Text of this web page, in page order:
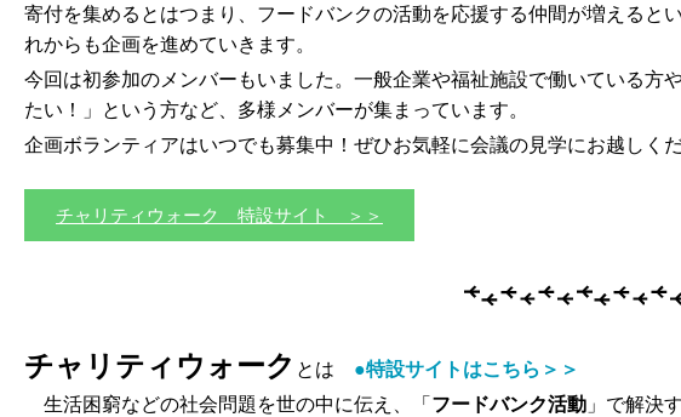
寄付を集めるとはつまり、フードバンクの活動を応援する仲間が増えると
れからも企画を進めていきます。
今回は初参加のメンバーもいました。一般企業や福祉施設で働いている
たい！」という方など、多様メンバーが集まっています。
企画ボランティアはいつでも募集中！ぜひお気軽に会議の見学にお越しくだ
チャリティウォーク 特設サイト ＞＞
チャリティウォーク とは ●特設サイトはこちら＞＞
生活困窮などの社会問題を世の中に伝え、「 フードバンク活動 」で解決